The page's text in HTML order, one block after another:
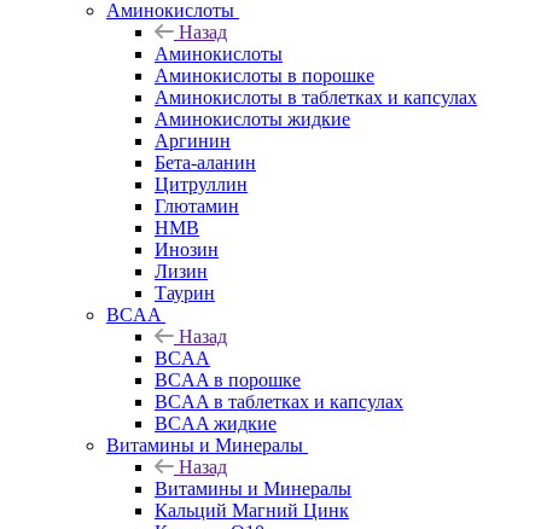
Аминокислоты
Назад
Аминокислоты
Аминокислоты в порошке
Аминокислоты в таблетках и капсулах
Аминокислоты жидкие
Аргинин
Бета-аланин
Цитруллин
Глютамин
HMB
Инозин
Лизин
Таурин
BCAA
Назад
BCAA
BCAA в порошке
BCAA в таблетках и капсулах
BCAA жидкие
Витамины и Минералы
Назад
Витамины и Минералы
Кальций Магний Цинк